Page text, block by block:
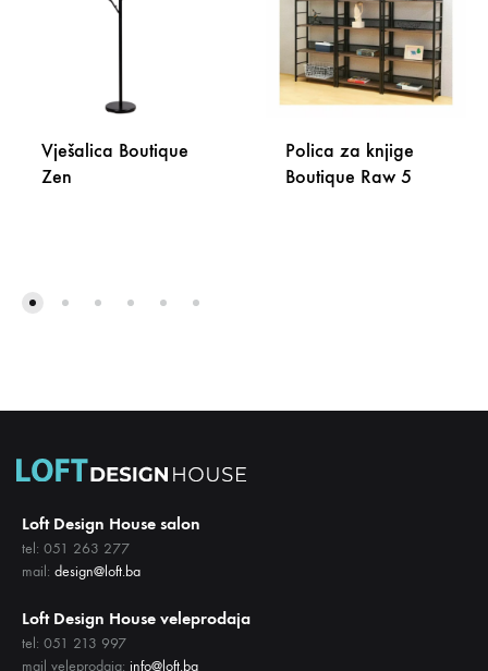
Vješalica Boutique
Zen
Polica za knjige
Boutique Raw 5
Loft Design House salon
tel: 051 263 277
mail: design@loft.ba
Loft Design House veleprodaja
tel: 051 213 997
mail veleprodaja: info@loft.ba